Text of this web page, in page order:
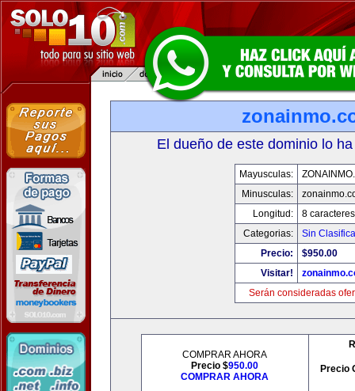
El dueño de este dominio lo
Mayusculas:
Minusculas:
Longitud:
8 caracteres
Categorias:
Sin
Precio:
$950.00
Visitar!
Serán consideradas
COMPRAR AHORA
Precio $950.00
COMPRAR AHORA
Precio